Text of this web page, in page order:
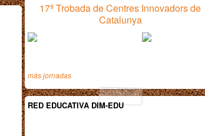
17ª Trobada de Centres Innovadors de
Catalunya
más jornadas
RED EDUCATIVA DIM-EDU